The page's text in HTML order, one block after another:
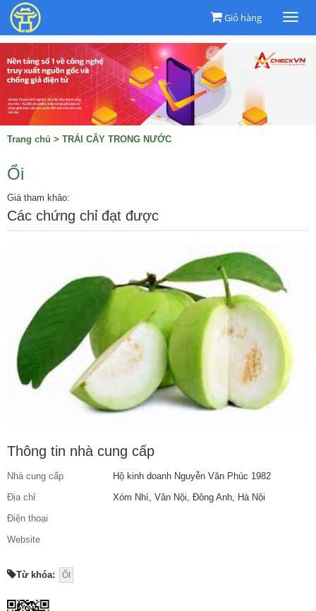
Giỏ hàng
Trang chủ > TRÁI CÂY TRONG NƯỚC
Ổi
Giá tham khảo:
Các chứng chỉ đạt được
Thông tin nhà cung cấp
Nhà cung cấp
Hộ kinh doanh Nguyễn Văn Phúc 1982
Địa chỉ
Xóm Nhì, Vân Nội, Đông Anh, Hà Nội
Điện thoại
Website
Từ khóa: ỔI